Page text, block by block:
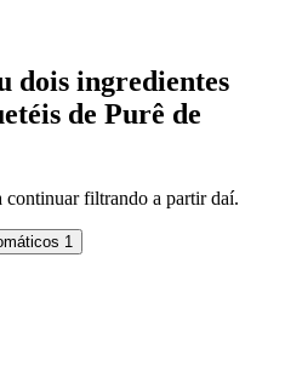
dois ingredientes
de Purê de
continuar filtrando a partir daí.
1